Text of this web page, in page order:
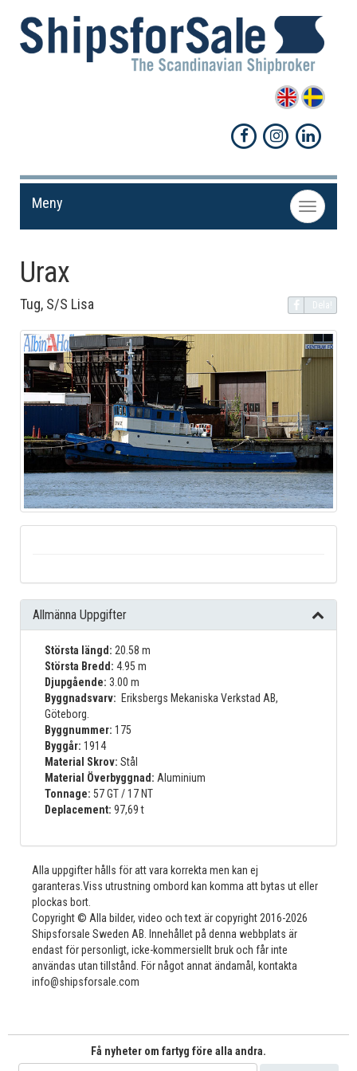
Toggle
navigation
Meny
Urax
Tug, S/S Lisa Dela!
Allmänna Uppgifter
Största längd: 20.58 m
Största Bredd: 4.95 m
Djupgående: 3.00 m
Byggnadsvarv: Eriksbergs Mekaniska Verkstad AB,
Göteborg.
Byggnummer: 175
Byggår: 1914
Material Skrov: Stål
Material Överbyggnad: Aluminium
Tonnage: 57 GT / 17 NT
Deplacement: 97,69 t
Alla uppgifter hålls för att vara korrekta men kan ej
garanteras.Viss utrustning ombord kan komma att bytas ut eller
plockas bort.
Copyright © Alla bilder, video och text är copyright 2016-2026
Shipsforsale Sweden AB. Innehållet på denna webbplats är
endast för personligt, icke-kommersiellt bruk och får inte
användas utan tillstånd. För något annat ändamål, kontakta
info@shipsforsale.com
Få nyheter om fartyg före alla andra.